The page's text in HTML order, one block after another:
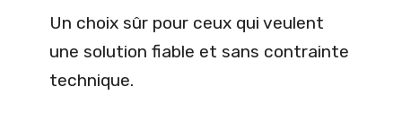
Un choix sûr pour ceux qui veulent
une solution fiable et sans contrainte
technique.